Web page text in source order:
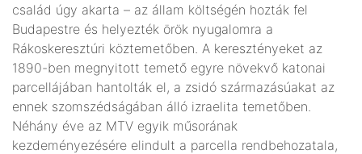
család úgy akarta – az állam költségén hozták fel
Budapestre és helyezték örök nyugalomra a
Rákoskeresztúri köztemetőben. A keresztényeket az
1890-ben megnyitott temető egyre növekvő katonai
parcellájában hantolták el, a zsidó származásúakat az
ennek szomszédságában álló izraelita temetőben.
Néhány éve az MTV egyik műsorának
kezdeményezésére elindult a parcella rendbehozatala,